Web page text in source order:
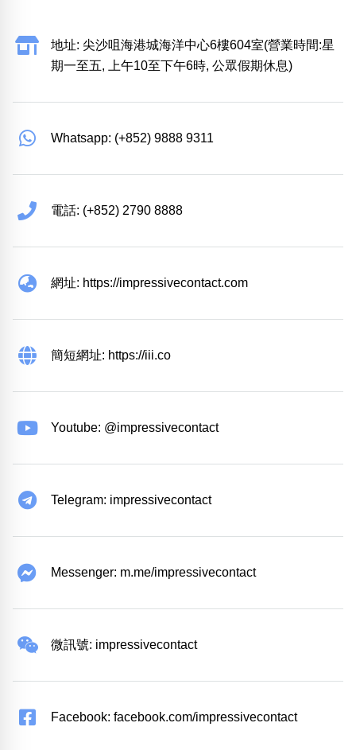
地址: 尖沙咀海港城海洋中心6樓604室(營業時間:星
期一至五, 上午10至下午6時, 公眾假期休息)
Whatsapp: (+852) 9888 9311
電話: (+852) 2790 8888
網址: https://impressivecontact.com
簡短網址: https://iii.co
Youtube: @impressivecontact
Telegram: impressivecontact
Messenger: m.me/impressivecontact
微訊號: impressivecontact
Facebook: facebook.com/impressivecontact